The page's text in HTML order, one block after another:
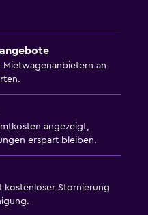
an
angezeigt,
erspart bleiben.
kostenloser Stornierung